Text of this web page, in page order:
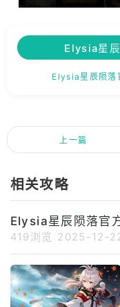
Elysia星
Elysia星辰陨落
上一篇
相关攻略
Elysia星辰陨落官
419浏览 2025-12-